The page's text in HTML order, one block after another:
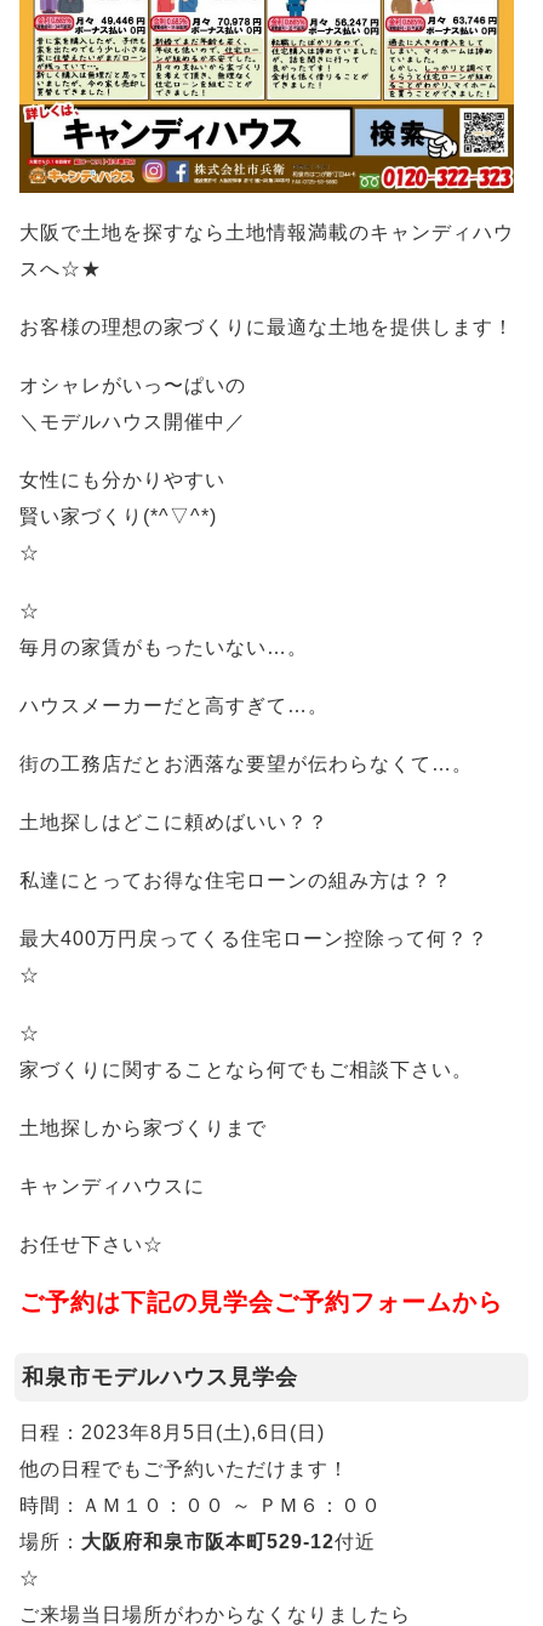
大阪で土地を探すなら土地情報満載のキャンディハウ
スへ☆★
お客様の理想の家づくりに最適な土地を提供します！
オシャレがいっ〜ぱいの
＼モデルハウス開催中／
女性にも分かりやすい
賢い家づくり(*^▽^*)
☆
☆
毎月の家賃がもったいない…。
ハウスメーカーだと高すぎて…。
街の工務店だとお洒落な要望が伝わらなくて…。
土地探しはどこに頼めばいい？？
私達にとってお得な住宅ローンの組み方は？？
最大400万円戻ってくる住宅ローン控除って何？？
☆
☆
家づくりに関することなら何でもご相談下さい。
土地探しから家づくりまで
キャンディハウスに
お任せ下さい☆
ご予約は下記の見学会ご予約フォームから
和泉市モデルハウス見学会
日程：2023年8月5日(土),6日(日)
他の日程でもご予約いただけます！
時間：ＡＭ１０：００ ～ ＰＭ６：００
場所： 大阪府和泉市阪本町529-12付近
☆
ご来場当日場所がわからなくなりましたら